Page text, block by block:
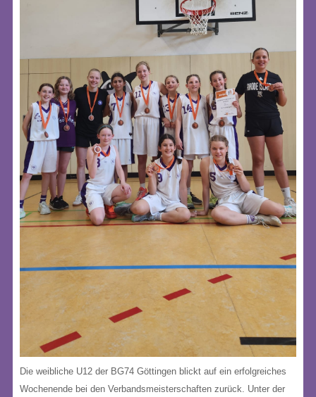
Die weibliche U12 der BG74 Göttingen blickt auf ein erfolgreiches
Wochenende bei den Verbandsmeisterschaften zurück. Unter der